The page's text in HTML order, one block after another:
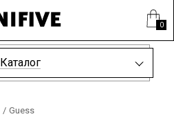
0
Каталог
/ Guess